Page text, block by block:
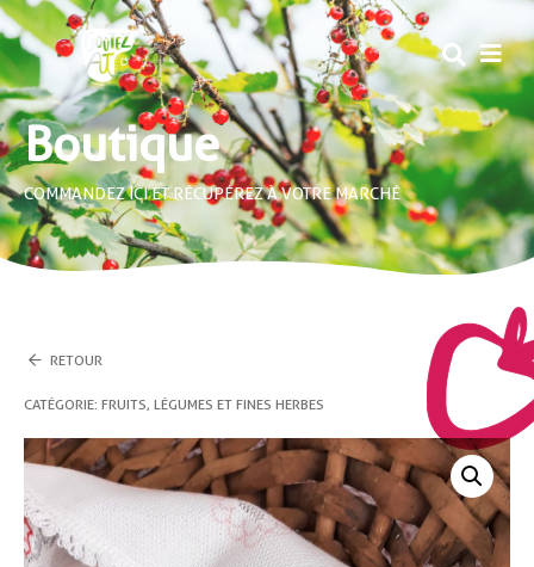
Boutique
COMMANDEZ ICI ET RÉCUPÉREZ À VOTRE MARCHÉ
RETOUR
CATÉGORIE :FRUITS, LÉGUMES ET FINES HERBES